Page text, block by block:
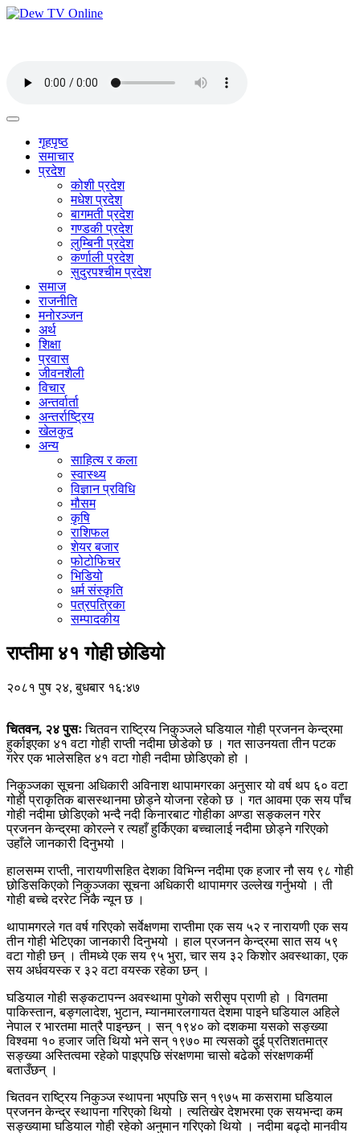
गृहपृष्ठ
समाचार
प्रदेश
कोशी प्रदेश
मधेश प्रदेश
बागमती प्रदेश
गण्डकी प्रदेश
लुम्बिनी प्रदेश
कर्णाली प्रदेश
सुदुरपश्चीम प्रदेश
समाज
राजनीति
मनोरञ्जन
अर्थ
शिक्षा
प्रवास
जीवनशैली
विचार
अन्तर्वार्ता
अन्तर्राष्ट्रिय
खेलकुद
अन्य
साहित्य र कला
स्वास्थ्य
विज्ञान प्रविधि
मौसम
कृषि
राशिफल
शेयर बजार
फोटोफिचर
भिडियो
धर्म संस्कृति
पत्रपत्रिका
सम्पादकीय
राप्तीमा ४१ गोही छोडियो
२०८१ पुष २४, बुधबार १६:४७
चितवन, २४ पुसःचितवन राष्ट्रिय निकुञ्जले घडियाल गोही प्रजनन केन्द्रमा
हुर्काइएका ४१ वटा गोही राप्ती नदीमा छोडेको छ । गत साउनयता तीन पटक
गरेर एक भालेसहित ४१ वटा गोही नदीमा छोडिएको हो ।
निकुञ्जका सूचना अधिकारी अविनाश थापामगरका अनुसार यो वर्ष थप ६० वटा
गोही प्राकृतिक बासस्थानमा छोड्ने योजना रहेको छ । गत आवमा एक सय पाँच
गोही नदीमा छोडिएको भन्दै नदी किनारबाट गोहीका अण्डा सङ्कलन गरेर
प्रजनन केन्द्रमा कोरल्ने र त्यहाँ हुर्किएका बच्चालाई नदीमा छोड्ने गरिएको
उहाँले जानकारी दिनुभयो ।
हालसम्म राप्ती, नारायणीसहित देशका विभिन्न नदीमा एक हजार नौ सय ९८ गोही
छोडिसकिएको निकुञ्जका सूचना अधिकारी थापामगर उल्लेख गर्नुभयो । ती
गोही बच्चे दररेट निकै न्यून छ ।
थापामगरले गत वर्ष गरिएको सर्वेक्षणमा राप्तीमा एक सय ५२ र नारायणी एक सय
तीन गोही भेटिएका जानकारी दिनुभयो । हाल प्रजनन केन्द्रमा सात सय ५९
वटा गोही छन् । तीमध्ये एक सय ९५ भुरा, चार सय ३२ किशोर अवस्थाका, एक
सय अर्धवयस्क र ३२ वटा वयस्क रहेका छन् ।
घडियाल गोही सङ्कटापन्न अवस्थामा पुगेको सरीसृप प्राणी हो । विगतमा
पाकिस्तान, बङ्गलादेश, भुटान, म्यानमारलगायत देशमा पाइने घडियाल अहिले
नेपाल र भारतमा मात्रै पाइन्छन् । सन् १९४० को दशकमा यसको सङ्ख्या
विश्वमा १० हजार जति थियो भने सन् १९७० मा त्यसको दुई प्रतिशतमात्र
सङ्ख्या अस्तित्वमा रहेको पाइएपछि संरक्षणमा चासो बढेको संरक्षणकर्मी
बताउँछन् ।
चितवन राष्ट्रिय निकुञ्ज स्थापना भएपछि सन् १९७५ मा कसरामा घडियाल
प्रजनन केन्द्र स्थापना गरिएको थियो । त्यतिखेर देशभरमा एक सयभन्दा कम
सङ्ख्यामा घडियाल गोही रहेको अनुमान गरिएको थियो । नदीमा बढ्दो मानवीय